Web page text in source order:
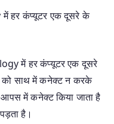
हर कंप्यूटर एक दूसरे के
में हर कंप्यूटर एक दूसरे
को साथ में कनेक्ट न करके
में कनेक्ट किया जाता है
है।